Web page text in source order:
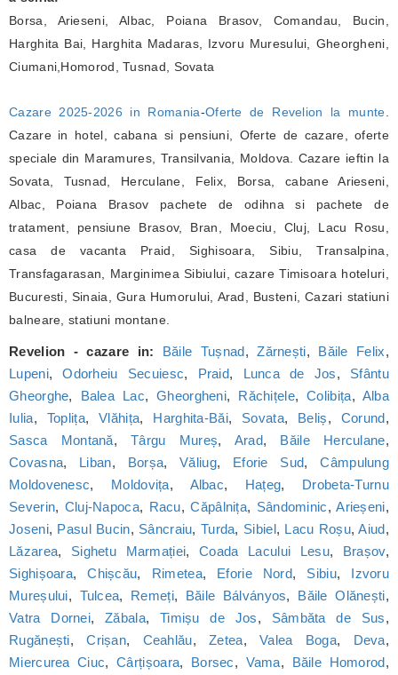
Borsa, Arieseni, Albac, Poiana Brasov, Comandau, Bucin,
Harghita Bai, Harghita Madaras, Izvoru Muresului, Gheorgheni,
Ciumani,Homorod, Tusnad, Sovata
Cazare 2025-2026 in Romania-Oferte de Revelion la munte
Cazare in hotel, cabana si pensiuni, Oferte de cazare, oferte
speciale din Maramures, Transilvania, Moldova. Cazare ieftin la
Sovata, Tusnad, Herculane, Felix, Borsa, cabane Arieseni,
Albac, Poiana Brasov pachete de odihna si pachete de
tratament, pensiune Brasov, Bran, Moeciu, Cluj, Lacu Rosu,
casa de vacanta Praid, Sighisoara, Sibiu, Transalpina,
Transfagarasan, Marginimea Sibiului, cazare Timisoara hoteluri,
Bucuresti, Sinaia, Gura Humorului, Arad, Busteni, Cazari statiuni
balneare, statiuni montane.
Revelion - cazare in: Băile Tușnad,Zărnești, Băile Felix,
Lupeni,Odorheiu Secuiesc, Praid, Lunca de Jos, Sfântu
Gheorghe, Balea Lac,Gheorgheni, Răchițele,Colibița, Alba
Iulia, Toplița,Vlăhița, Harghita-Băi, Sovata, Beliș, Corund,
Sasca Montană,Târgu Mureș, Arad, Băile Herculane,
Covasna, Liban, Borșa,Văliug, Eforie Sud,Câmpulung
Moldovenesc, Moldovița, Albac, Hațeg, Drobeta-Turnu
Severin, Cluj-Napoca, Racu,Căpâlnița, Sândominic,Arieșeni,
Joseni, Pasul Bucin, Sâncraiu, Turda, Sibiel, Lacu Roșu,Aiud,
Lăzarea, Sighetu Marmației,Coada Lacului Lesu, Brașov,
Sighișoara,Chișcău, Rimetea, Eforie Nord, Sibiu, Izvoru
Mureșului, Tulcea, Remeți, Băile Bálványos, Băile Olănești,
Vatra Dornei,Zăbala, Timișu de Jos, Sâmbăta de Sus,
Rugănești,Crișan, Ceahlău,Zetea,Valea Boga, Deva,
Miercurea Ciuc,Cârțișoara, Borsec, Vama, Băile Homorod,